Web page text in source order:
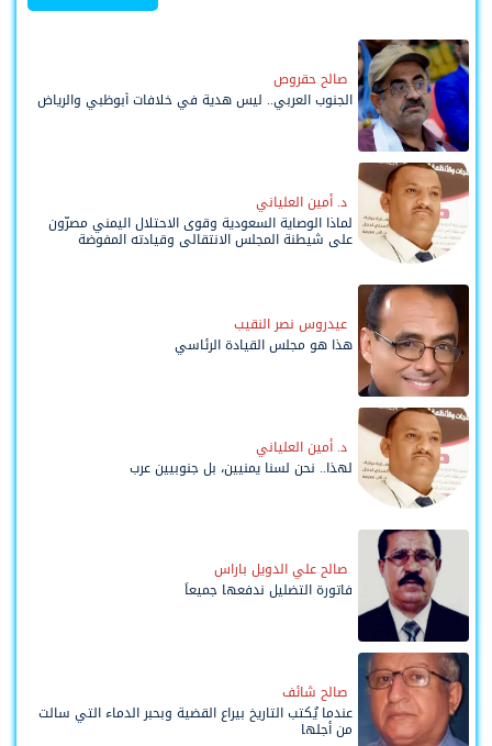
صالح حقروص
الجنوب العربي.. ليس هدية في خلافات أبوظبي والرياض
د. أمين العلياني
لماذا الوصاية السعودية وقوى الاحتلال اليمني مصرّون
على شيطنة المجلس الانتقالي وقيادته المفوضة
وحواضنه الشعبية؟
عيدروس نصر النقيب
هذا هو مجلس القيادة الرئاسي
د. أمين العلياني
لهذا.. نحن لسنا يمنيين، بل جنوبيين عرب
صالح علي الدويل باراس
فاتورة التضليل ندفعها جميعاً
صالح شائف
عندما يُكتب التاريخ بيراع القضية وبحبر الدماء التي سالت
من أجلها